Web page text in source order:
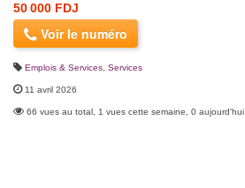
50 000 FDJ
Voir le numéro
Emplois & Services Services
11 avril 2026
66 vues au total, 1 vues cette semaine, 0 aujourd'hui